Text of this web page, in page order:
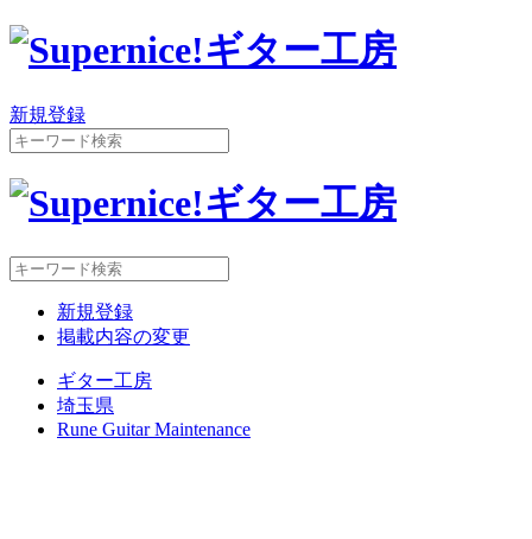
新規登録
新規登録
掲載内容の変更
ギター工房
埼玉県
Rune Guitar Maintenance